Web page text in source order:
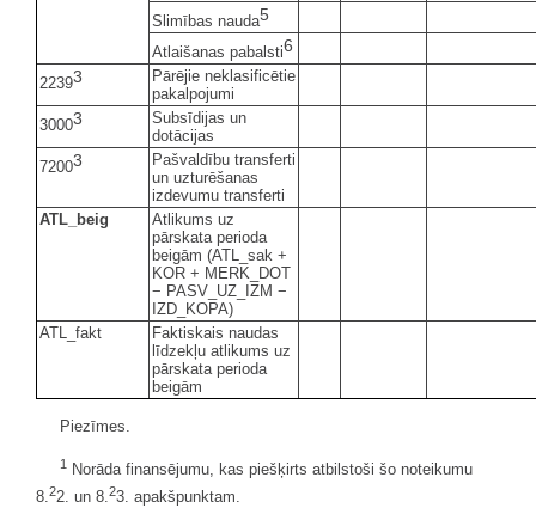
Slimības nauda5
Atlaišanas pabalsti6
22393
Pārējie neklasificētie
pakalpojumi
30003
Subsīdijas un
dotācijas
72003
Pašvaldību transferti
un uzturēšanas
izdevumu transferti
ATL_beig
Atlikums uz
pārskata perioda
beigām (ATL_sak +
KOR + MERK_DOT
− PASV_UZ_IZM −
IZD_KOPA)
ATL_fakt
Faktiskais naudas
līdzekļu atlikums uz
pārskata perioda
beigām
Piezīmes.
1
Norāda finansējumu, kas piešķirts atbilstoši šo noteikumu
8.22. un 8.23. apakšpunktam.